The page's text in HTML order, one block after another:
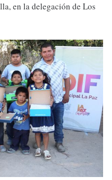
en la delegación de Los